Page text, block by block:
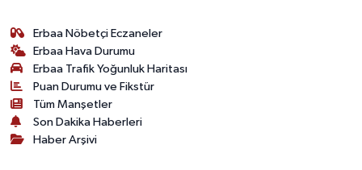
Erbaa Nöbetçi Eczaneler
Erbaa Hava Durumu
Erbaa Trafik Yoğunluk Haritası
Puan Durumu ve Fikstür
Tüm Manşetler
Son Dakika Haberleri
Haber Arşivi